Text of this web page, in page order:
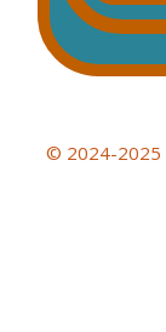
© 2024-2025